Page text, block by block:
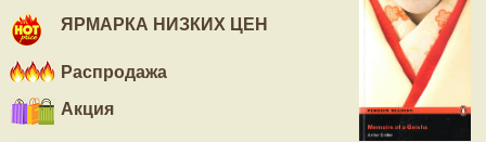
ЯРМАРКА НИЗКИХ ЦЕН
Распродажа
Акция